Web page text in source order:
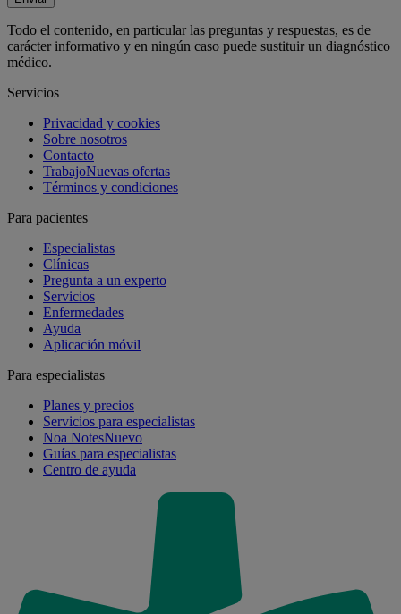
Todo el contenido, en particular las preguntas y respuestas, es de
carácter informativo y en ningún caso puede sustituir un diagnóstico
médico.
Servicios
Privacidad y cookies
Sobre nosotros
Contacto
TrabajoNuevas ofertas
Términos y condiciones
Para pacientes
Especialistas
Clínicas
Pregunta a un experto
Servicios
Enfermedades
Ayuda
Aplicación móvil
Para especialistas
Planes y precios
Servicios para especialistas
Noa NotesNuevo
Guías para especialistas
Centro de ayuda